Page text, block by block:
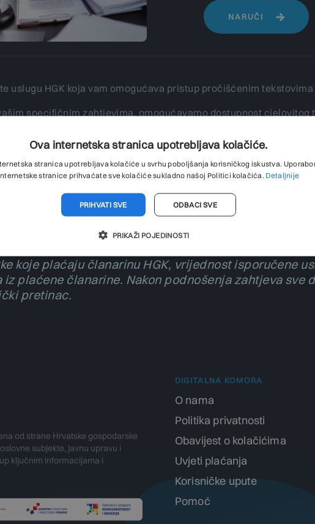
NARUČI
uslugu HGK koja vam omogućava pristup pročišćenim tekstovima
specifičnim zahtjevima, omogućavamo dostupnost cjelovitog
vrijeme na pretraživanje i analiziranje zakonskih izmjena, već
tekstova zakona.
€ po zakonu
izražene bez PDV-a.
koje plaćaju članarinu HGK, vrijednost isporučene
iz plaćene članarine. Nakon podnošenja zahtjeva sve
pretinac.
od strane Hrvatske gospodarske
subjekte, javnu upravu i
ključnim informacijama i
DIGITALNA KOMORA
O nama
Politika privatnosti
Obavijest o kolačićima
Uvjeti plaćanja
Korisničke upute
Pomoć
Ova internetska stranica upotrebljava kolačiće.
stranica upotrebljava kolačiće u svrhu poboljšanja korisničkog iskustva.
stranice prihvaćate sve kolačiće sukladno našoj Politici kolačića. Detaljnije
PRIHVATI SVE ODBACI SVE
PRIKAŽI POJEDINOSTI